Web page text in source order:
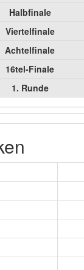
Halbfinale
Viertelfinale
Achtelfinale
16tel-Finale
1. Runde